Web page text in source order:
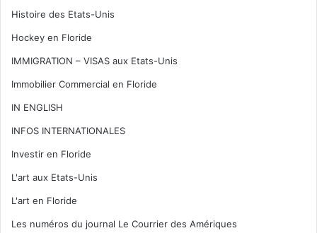
Histoire des Etats-Unis
Hockey en Floride
IMMIGRATION – VISAS aux Etats-Unis
Immobilier Commercial en Floride
IN ENGLISH
INFOS INTERNATIONALES
Investir en Floride
L'art aux Etats-Unis
L'art en Floride
Les numéros du journal Le Courrier des Amériques